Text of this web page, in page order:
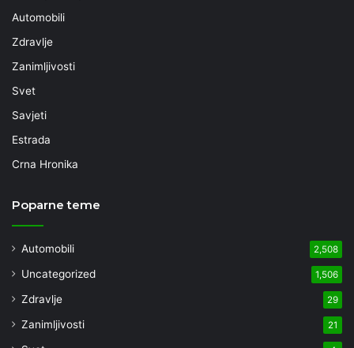
Automobili
Zdravlje
Zanimljivosti
Svet
Savjeti
Estrada
Crna Hronika
Poparne teme
Automobili 2,508
Uncategorized 1,506
Zdravlje 29
Zanimljivosti 21